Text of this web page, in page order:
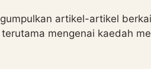
artikel-artikel
mengenai kaedah